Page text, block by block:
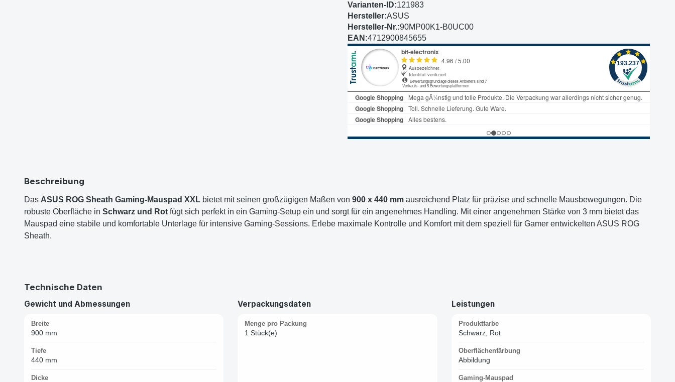
Varianten-ID:121983
Hersteller:ASUS
Hersteller-Nr.:90MP00K1-B0UC00
EAN:4712900845655
Beschreibung
Das ASUS ROG Sheath Gaming-Mauspad XXL bietet mit seinen großzügigen Maßen von 900 x 440 mm ausreichend Platz für präzise und schnelle Mausbewegungen. Die
robuste Oberfläche in Schwarz und Rot fügt sich perfekt in ein Gaming-Setup ein und sorgt für ein angenehmes Handling. Mit einer angenehmen Stärke von 3 mm bietet das
Mauspad eine stabile und komfortable Unterlage für intensive Gaming-Sessions. Erlebe maximale Kontrolle und Komfort mit dem speziell für Gamer entwickelten ASUS ROG
Sheath.
Technische Daten
Gewicht und Abmessungen
Breite
900 mm
Tiefe
440 mm
Dicke
Verpackungsdaten
Menge pro Packung
1 Stück(e)
Leistungen
Produktfarbe
Schwarz, Rot
Oberflächenfärbung
Abbildung
Gaming-Mauspad